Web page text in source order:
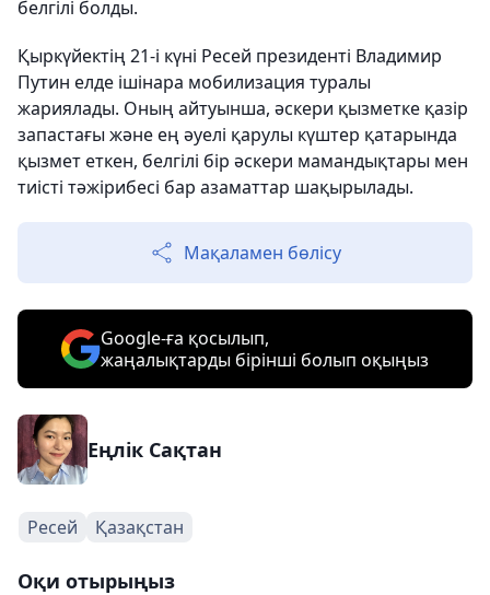
белгілі болды.
Қыркүйектің 21-і күні Ресей президенті Владимир
Путин елде ішінара мобилизация туралы
жариялады. Оның айтуынша, әскери қызметке қазір
запастағы және ең әуелі қарулы күштер қатарында
қызмет еткен, белгілі бір әскери мамандықтары мен
тиісті тәжірибесі бар азаматтар шақырылады.
Мақаламен бөлісу
Google-ға қосылып,
жаңалықтарды бірінші болып оқыңыз
Еңлік Сақтан
Ресей Қазақстан
Оқи отырыңыз